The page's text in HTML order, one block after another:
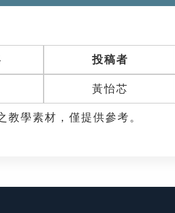
投稿者
黃怡芯
學素材，僅提供參考。